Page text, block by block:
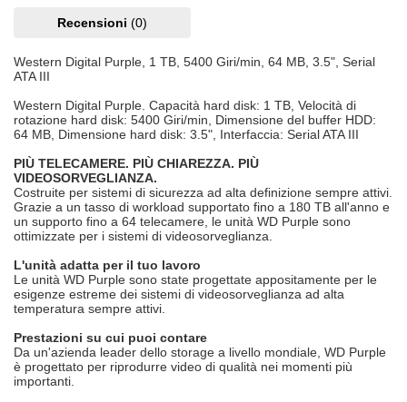
Recensioni (0)
Western Digital Purple, 1 TB, 5400 Giri/min, 64 MB, 3.5", Serial
ATA III
Western Digital Purple. Capacità hard disk: 1 TB, Velocità di
rotazione hard disk: 5400 Giri/min, Dimensione del buffer HDD:
64 MB, Dimensione hard disk: 3.5", Interfaccia: Serial ATA III
PIÙ TELECAMERE. PIÙ CHIAREZZA. PIÙ
VIDEOSORVEGLIANZA.
Costruite per sistemi di sicurezza ad alta definizione sempre attivi.
Grazie a un tasso di workload supportato fino a 180 TB all'anno e
un supporto fino a 64 telecamere, le unità WD Purple sono
ottimizzate per i sistemi di videosorveglianza.
L'unità adatta per il tuo lavoro
Le unità WD Purple sono state progettate appositamente per le
esigenze estreme dei sistemi di videosorveglianza ad alta
temperatura sempre attivi.
Prestazioni su cui puoi contare
Da un'azienda leader dello storage a livello mondiale, WD Purple
è progettato per riprodurre video di qualità nei momenti più
importanti.